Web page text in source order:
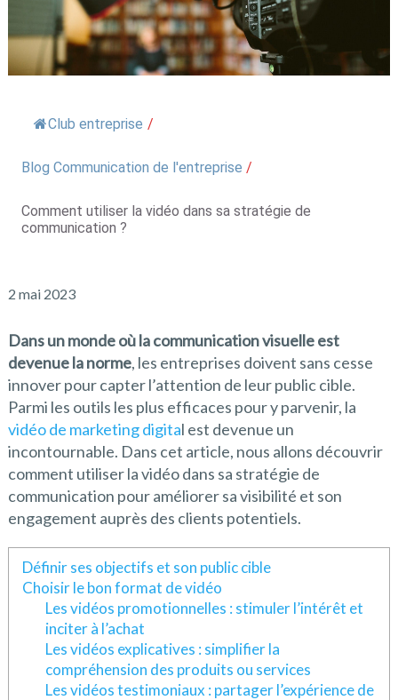
Club entreprise /
Blog Communication de l'entreprise /
Comment utiliser la vidéo dans sa stratégie de
communication ?
2 mai 2023
Dans un monde où la communication visuelle est
devenue la norme, les entreprises doivent sans cesse
innover pour capter l’attention de leur public cible.
Parmi les outils les plus efficaces pour y parvenir, la
vidéo de marketing digital est devenue un
incontournable. Dans cet article, nous allons découvrir
comment utiliser la vidéo dans sa stratégie de
communication pour améliorer sa visibilité et son
engagement auprès des clients potentiels.
Définir ses objectifs et son public cible
Choisir le bon format de vidéo
Les vidéos promotionnelles : stimuler l’intérêt et
inciter à l’achat
Les vidéos explicatives : simplifier la
compréhension des produits ou services
Les vidéos testimoniaux : partager l’expérience de